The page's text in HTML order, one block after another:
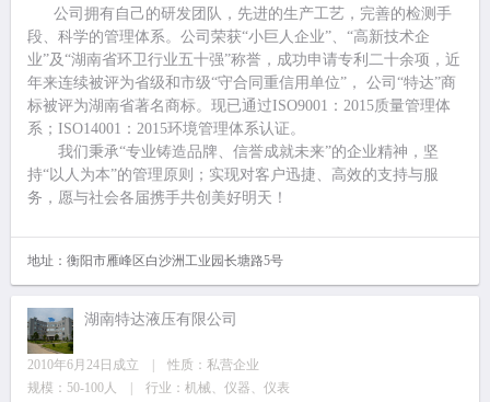
公司拥有自己的研发团队，先进的生产工艺，完善的检测手
段、科学的管理体系。公司荣获“小巨人企业”、“高新技术企
业”及“湖南省环卫行业五十强”称誉，成功申请专利二十余项，近
年来连续被评为省级和市级“守合同重信用单位”， 公司“特达”商
标被评为湖南省著名商标。现已通过ISO9001：2015质量管理体
系；ISO14001：2015环境管理体系认证。
我们秉承“专业铸造品牌、信誉成就未来”的企业精神，坚
持“以人为本”的管理原则；实现对客户迅捷、高效的支持与服
务，愿与社会各届携手共创美好明天！
地址：衡阳市雁峰区白沙洲工业园长塘路5号
湖南特达液压有限公司
2010年6月24日成立 | 性质：私营企业
规模：50-100人 | 行业：机械、仪器、仪表